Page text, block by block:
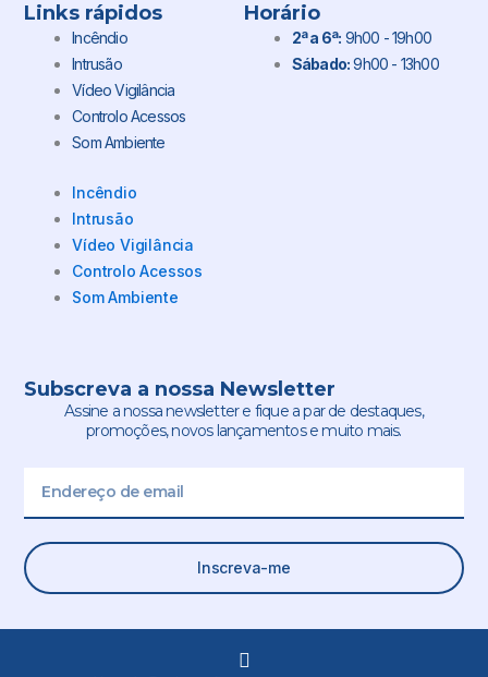
Links rápidos
Incêndio
Intrusão
Vídeo Vigilância
Controlo Acessos
Som Ambiente
Incêndio
Intrusão
Vídeo Vigilância
Controlo Acessos
Som Ambiente
Horário
2ª a 6ª: 9h00 - 19h00
Sábado:9h00 - 13h00
Subscreva a nossa Newsletter
Assine a nossa newsletter e fique a par de destaques,
promoções, novos lançamentos e muito mais.
Inscreva-me
L